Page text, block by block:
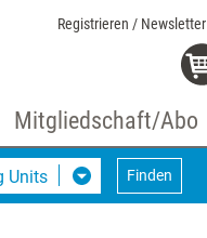
Registrieren / Newsletter
Mitgliedschaft/Abo
Units Finden